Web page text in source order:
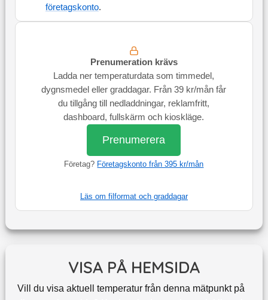
företagskonto.
Prenumeration krävs
Ladda ner temperaturdata som timmedel,
dygnsmedel eller graddagar. Från 39 kr/mån får
du tillgång till nedladdningar, reklamfritt,
dashboard, fullskärm och kioskläge.
Prenumerera
Företag? Företagskonto från 395 kr/mån
Läs om filformat och graddagar
VISA PÅ HEMSIDA
Vill du visa aktuell temperatur från denna mätpunkt på